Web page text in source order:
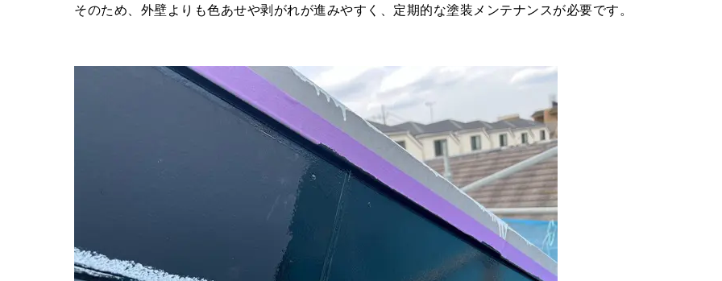
そのため、外壁よりも色あせや剥がれが進みやすく、定期的な塗装メンテナンスが必要です。